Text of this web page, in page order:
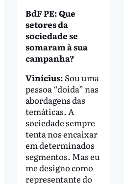
BdF PE: Que
setores da
sociedade se
somaram à sua
campanha?
Vinícius: Sou uma
pessoa “doida” nas
abordagens das
temáticas. A
sociedade sempre
tenta nos encaixar
em determinados
segmentos. Mas eu
me designo como
representante do